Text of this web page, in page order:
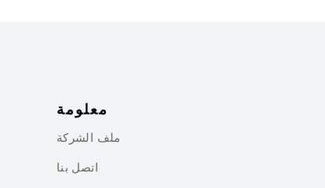
معلومة
ملف الشركة
اتصل بنا